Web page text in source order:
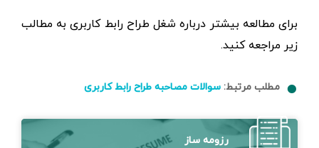
برای مطالعه بیشتر درباره شغل طراح رابط کاربری به مطالب
زیر مراجعه کنید.
مطلب مرتبط: سوالات مصاحبه طراح رابط کاربری
رزومه ساز